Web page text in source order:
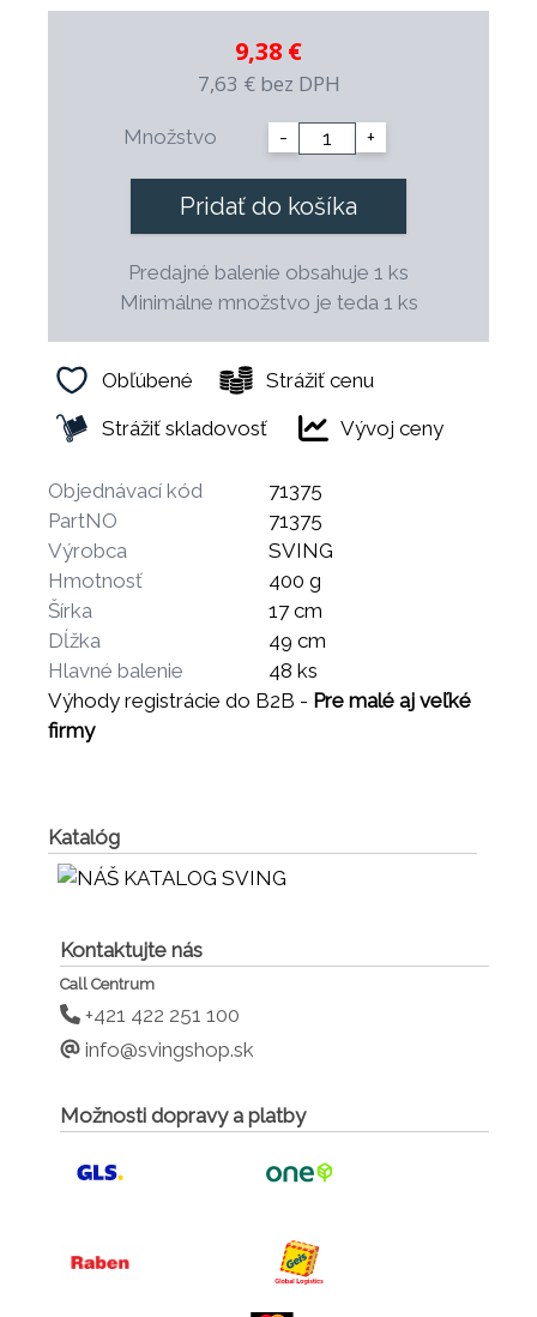
9,38 €
7,63 € bez DPH
Množstvo - +
Pridať do košíka
Predajné balenie obsahuje 1 ks
Minimálne množstvo je teda 1 ks
Obľúbené
Strážiť cenu
Strážiť skladovosť
Vývoj ceny
Objednávací kód
71375
PartNO
71375
Výrobca
SVING
Hmotnosť
400 g
Šírka
17 cm
Dĺžka
49 cm
Hlavné balenie
48 ks
Výhody registrácie do B2B - Pre malé aj veľké
firmy
Katalóg
Kontaktujte nás
Call Centrum
+421 422 251 100
info@svingshop.sk
Možnosti dopravy a platby